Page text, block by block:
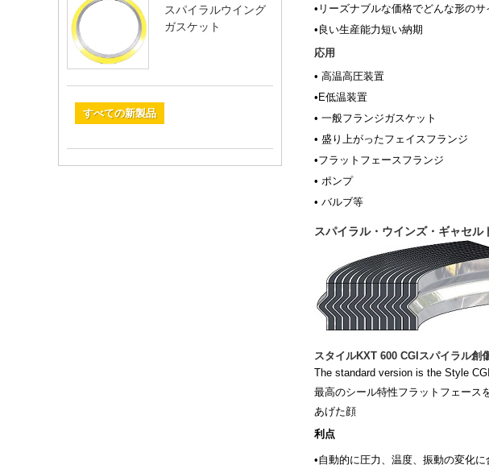
スパイラルウイング
ガスケット
すべての新製品
• リーズナブルな価格でどんな形の
• 良い生産能力短い納期
応用
• 高温高圧装置
•E低温装置
• 一般フランジガスケット
• 盛り上がったフェイスフランジ
•フラットフェースフランジ
• ポンプ
• バルブ等
スパイラル・ウインズ・ギャセル
スタイルKXT 600 CGIスパイラル創
The standard version is the Style
最高のシール特性フラットフェース
あげた顔
利点
•自動的に圧力、温度、振動の変化に